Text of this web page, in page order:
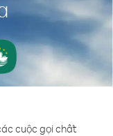
cuộc gọi chất